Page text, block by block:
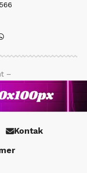
–
Kontak